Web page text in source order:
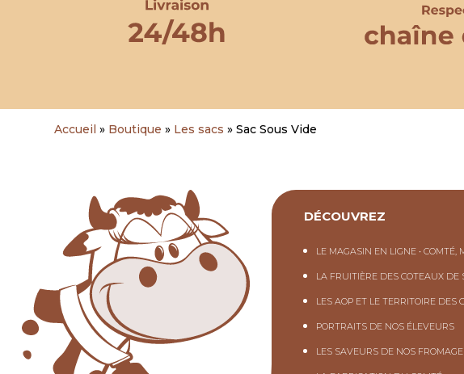
Accueil » Boutique » Les sacs »Sac Sous Vide
DÉCOUVREZ
LE MAGASIN EN LIGNE • COMTÉ,
LA FRUITIÈRE DES COTEAUX DE
LES AOP ET LE TERRITOIRE DES
PORTRAITS DE NOS ÉLEVEURS
LES SAVEURS DE NOS